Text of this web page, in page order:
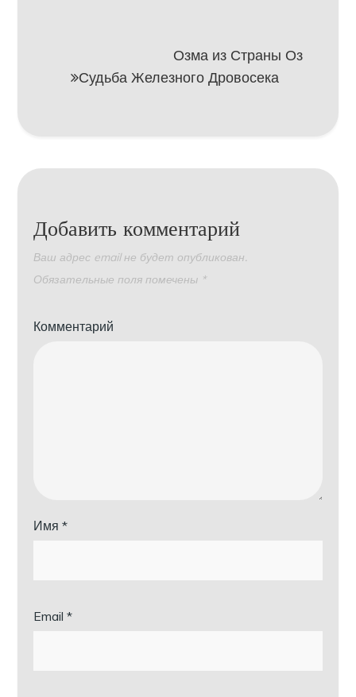
Озма из Страны Оз
Судьба Железного Дровосека
Добавить комментарий
Ваш адрес email не будет опубликован.
Обязательные поля помечены *
Комментарий
Имя*
Email*